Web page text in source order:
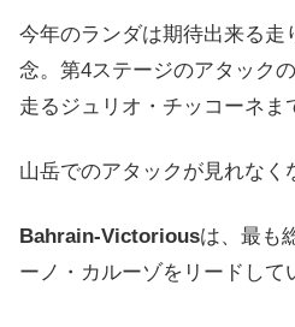
今年のランダは期待出来る走
念。第4ステージのアタック
走るジュリオ・チッコーネま
山岳でのアタックが見れなく
Bahrain-Victoriousは、最も
ーノ・カルーゾをリードして